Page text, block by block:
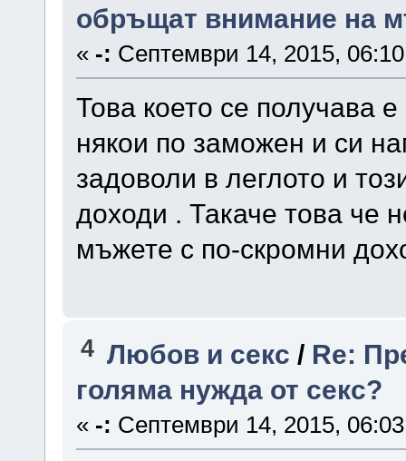
обръщат внимание на
« -: Септември 14, 2015,
Това което се получава
някои по заможен и си
задоволи в леглото и
доходи . Такаче това че
мъжете с по-скромни
4 Любов и секс / Re:
голяма нужда от секс?
« -: Септември 14, 2015,